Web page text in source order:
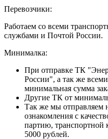
Перевозчики:
Работаем со всеми
службами и Почтой России.
Минималка:
При отправке ТК
России", а так же
минимальная сумма
Другие ТК от
Так же мы отправляем
ознакомления с
партию, транспортной
5000 рублей.